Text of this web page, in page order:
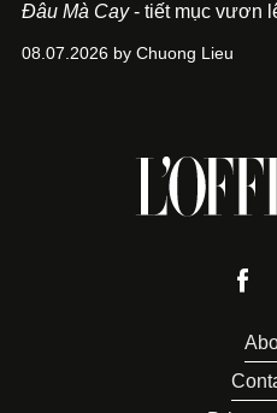
Đâu Mà Cay- tiết mục vươn
để lắng nghe, kết nối và tin
08.07.2026 by Chuong Lieu